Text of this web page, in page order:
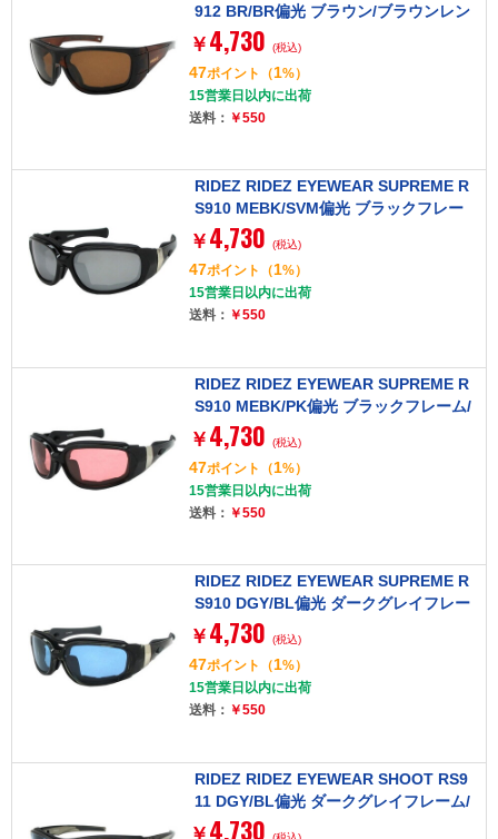
912 BR/BR偏光 ブラウン/ブラウンレン
ズ [アイウェア]
￥ 4,730 (税込)
47ポイント （1%）
15営業日以内に出荷
送料： ￥550
RIDEZ RIDEZ EYEWEAR SUPREME R
S910 MEBK/SVM偏光 ブラックフレー
ム/シルバーミラーレンズ [アイウェア]
￥ 4,730 (税込)
47ポイント （1%）
15営業日以内に出荷
送料： ￥550
RIDEZ RIDEZ EYEWEAR SUPREME R
S910 MEBK/PK偏光 ブラックフレーム/
ピンクレンズ [アイウェア]
￥ 4,730 (税込)
47ポイント （1%）
15営業日以内に出荷
送料： ￥550
RIDEZ RIDEZ EYEWEAR SUPREME R
S910 DGY/BL偏光 ダークグレイフレー
ム/ブルーレンズ [アイウェア]
￥ 4,730 (税込)
47ポイント （1%）
15営業日以内に出荷
送料： ￥550
RIDEZ RIDEZ EYEWEAR SHOOT RS9
11 DGY/BL偏光 ダークグレイフレーム/
ブルーレンズ [アイウェア]
￥ 4,730